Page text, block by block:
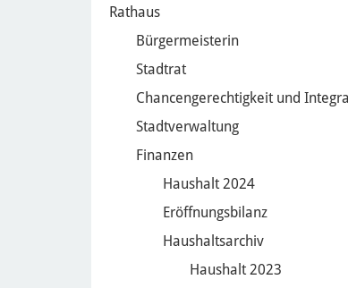
Rathaus
Bürgermeisterin
Stadtrat
Chancengerechtigkeit und
Stadtverwaltung
Finanzen
Haushalt 2024
Eröffnungsbilanz
Haushaltsarchiv
Haushalt 2023